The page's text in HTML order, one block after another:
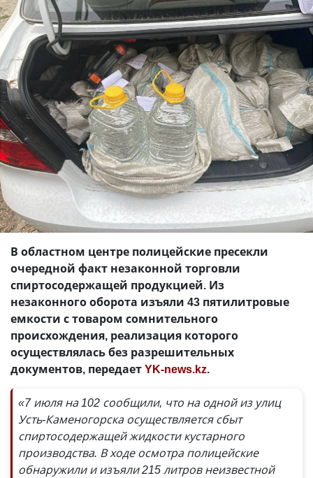
В областном центре полицейские пресекли
очередной факт незаконной торговли
спиртосодержащей продукцией. Из
незаконного оборота изъяли 43 пятилитровые
емкости с товаром сомнительного
происхождения, реализация которого
осуществлялась без разрешительных
документов, передаетYK-news.kz.
«7 июля на 102 сообщили, что на одной из улиц
Усть-Каменогорска осуществляется сбыт
спиртосодержащей жидкости кустарного
производства. В ходе осмотра полицейские
обнаружили и изъяли 215 литров неизвестной